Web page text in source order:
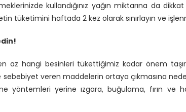
kullandığınız yağın miktarına da
tüketimini haftada 2 kez olarak sınırlayın ve
az hangi besinleri tükettiğimiz kadar önem
veren maddelerin ortaya çıkmasına
yöntemleri yerine ızgara, buğulama, fırın ve